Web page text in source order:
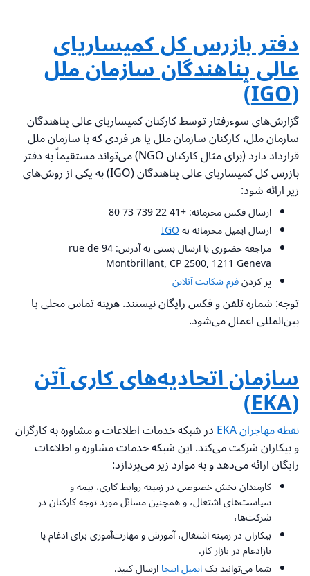
دفتر بازرس کل کمیساریای
عالی پناهندگان سازمان ملل
(IGO)
گزارش‌های سوءرفتار توسط کارکنان کمیساریای عالی پناهندگان
سازمان ملل، کارکنان سازمان ملل یا هر فردی که با سازمان ملل
قرارداد دارد (برای مثال کارکنان NGO) می‌تواند مستقیماً به دفتر
بازرس کل کمیساریای عالی پناهندگان (IGO) به یکی از روش‌های
زیر ارائه شود:
ارسال فکس محرمانه: +41 22 739 73 80
ارسال ایمیل محرمانه بهIGO
مراجعه حضوری یا ارسال پستی به آدرس: 94 rue de
Montbrillant, CP 2500, 1211 Geneva
پر کردنفرم شکایت آنلاین
توجه: شماره تلفن و فکس رایگان نیستند. هزینه تماس محلی یا
بین‌المللی اعمال می‌شود.
سازمان اتحادیه‌های کاری آتن
(EKA)
نقطه مهاجران EKA در شبکه خدمات اطلاعات و مشاوره به کارگران
و بیکاران شرکت می‌کند. این شبکه خدمات مشاوره و اطلاعات
رایگان ارائه می‌دهد و به موارد زیر می‌پردازد:
کارمندان بخش خصوصی در زمینه روابط کاری، بیمه و
سیاست‌های اشتغال، و همچنین مسائل مورد توجه کارکنان در
شرکت‌ها،
بیکاران در زمینه اشتغال، آموزش و مهارت‌آموزی برای ادغام یا
بازادغام در بازار کار.
شما می‌توانید یکایمیل اینجاارسال کنید.